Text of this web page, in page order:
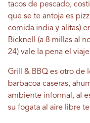
tacos de pescado,
que se te antoja es
comida india y alitas)
Bicknell (a 8 millas al
24) vale la pena el
Grill & BBQ es otro de
barbacoa caseras,
ambiente informal, al
su fogata al aire libre